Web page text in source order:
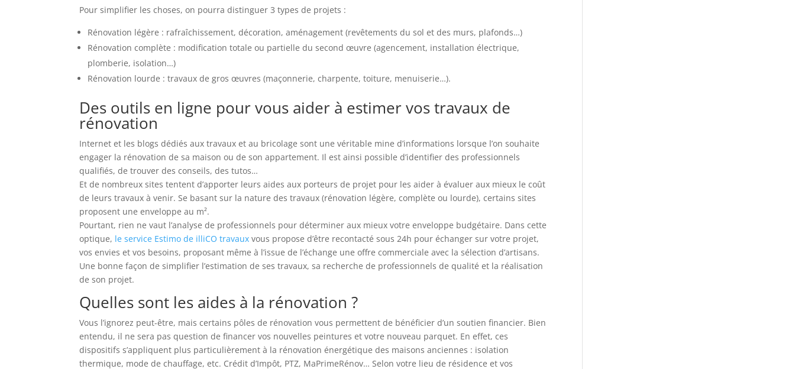
Pour simplifier les choses, on pourra distinguer 3 types de projets :
Rénovation légère : rafraîchissement, décoration, aménagement (revêtements du sol et des murs, plafonds…)
Rénovation complète : modification totale ou partielle du second œuvre (agencement, installation électrique,
plomberie, isolation…)
Rénovation lourde : travaux de gros œuvres (maçonnerie, charpente, toiture, menuiserie…).
Des outils en ligne pour vous aider à estimer vos travaux de
rénovation
Internet et les blogs dédiés aux travaux et au bricolage sont une véritable mine d’informations lorsque l’on souhaite
engager la rénovation de sa maison ou de son appartement. Il est ainsi possible d’identifier des professionnels
qualifiés, de trouver des conseils, des tutos…
Et de nombreux sites tentent d’apporter leurs aides aux porteurs de projet pour les aider à évaluer aux mieux le coût
de leurs travaux à venir. Se basant sur la nature des travaux (rénovation légère, complète ou lourde), certains sites
proposent une enveloppe au m².
Pourtant, rien ne vaut l’analyse de professionnels pour déterminer aux mieux votre enveloppe budgétaire. Dans cette
optique, le service Estimo de illiCO travaux vous propose d’être recontacté sous 24h pour échanger sur votre projet,
vos envies et vos besoins, proposant même à l’issue de l’échange une offre commerciale avec la sélection d’artisans.
Une bonne façon de simplifier l’estimation de ses travaux, sa recherche de professionnels de qualité et la réalisation
de son projet.
Quelles sont les aides à la rénovation ?
Vous l’ignorez peut-être, mais certains pôles de rénovation vous permettent de bénéficier d’un soutien financier. Bien
entendu, il ne sera pas question de financer vos nouvelles peintures et votre nouveau parquet. En effet, ces
dispositifs s’appliquent plus particulièrement à la rénovation énergétique des maisons anciennes : isolation
thermique, mode de chauffage, etc. Crédit d’Impôt, PTZ, MaPrimeRénov… Selon votre lieu de résidence et vos